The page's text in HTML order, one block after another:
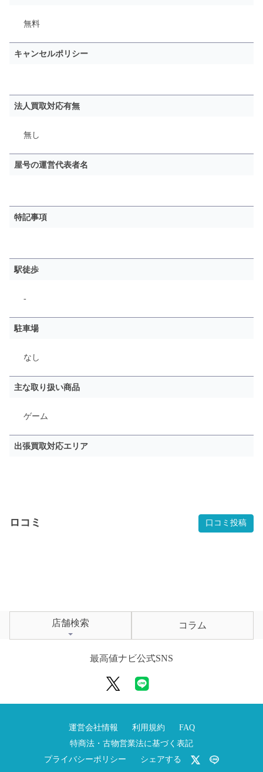
無料
キャンセルポリシー
法人買取対応有無
無し
屋号の運営代表者名
特記事項
駅徒歩
-
駐車場
なし
主な取り扱い商品
ゲーム
出張買取対応エリア
ロコミ 口コミ投稿
店舗検索 コラム
最高値ナビ公式SNS
運営会社情報 利用規約
FAQ
特商法・古物営業法に基づく表記
プライバシーポリシー
シェアする